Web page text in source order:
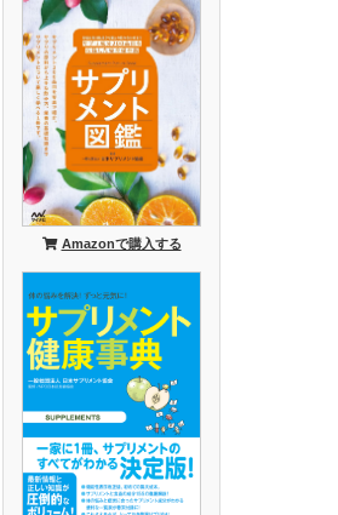
Amazonで購入する